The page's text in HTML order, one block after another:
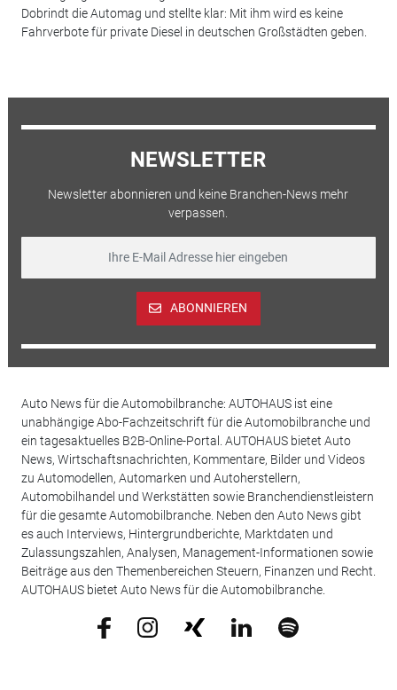
Dobrindt die Automag und stellte klar: Mit ihm wird es keine
Fahrverbote für private Diesel in deutschen Großstädten geben.
NEWSLETTER
Newsletter abonnieren und keine Branchen-News mehr
verpassen.
ABONNIEREN
Auto News für die Automobilbranche: AUTOHAUS ist eine
unabhängige Abo-Fachzeitschrift für die Automobilbranche und
ein tagesaktuelles B2B-Online-Portal. AUTOHAUS bietet Auto
News, Wirtschaftsnachrichten, Kommentare, Bilder und Videos
zu Automodellen, Automarken und Autoherstellern,
Automobilhandel und Werkstätten sowie Branchendienstleistern
für die gesamte Automobilbranche. Neben den Auto News gibt
es auch Interviews, Hintergrundberichte, Marktdaten und
Zulassungszahlen, Analysen, Management-Informationen sowie
Beiträge aus den Themenbereichen Steuern, Finanzen und Recht.
AUTOHAUS bietet Auto News für die Automobilbranche.